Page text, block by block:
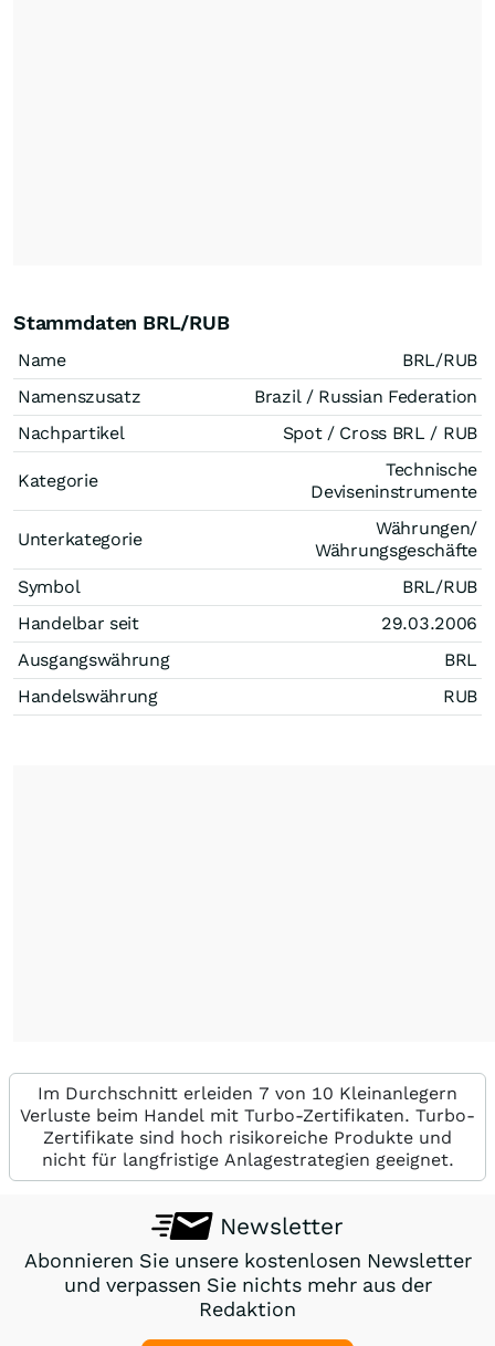
Stammdaten BRL/RUB
Name
BRL/RUB
Namenszusatz
Brazil / Russian Federation
Nachpartikel
Spot / Cross BRL / RUB
Kategorie
Technische
Deviseninstrumente
Unterkategorie
Währungen/
Währungsgeschäfte
Symbol
BRL/RUB
Handelbar seit
29.03.2006
Ausgangswährung
BRL
Handelswährung
RUB
Im Durchschnitt erleiden 7 von 10 Kleinanlegern
Verluste beim Handel mit Turbo-Zertifikaten. Turbo-
Zertifikate sind hoch risikoreiche Produkte und
nicht für langfristige Anlagestrategien geeignet.
Newsletter
Abonnieren Sie unsere kostenlosen Newsletter
und verpassen Sie nichts mehr aus der
Redaktion